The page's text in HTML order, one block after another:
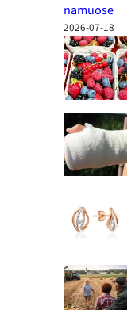
namuose
2026-07-18